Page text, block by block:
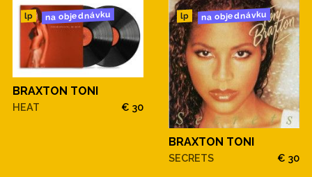
lp na objednávku
BRAXTON TONI
HEAT € 30
lp na objednávku
BRAXTON TONI
SECRETS € 30